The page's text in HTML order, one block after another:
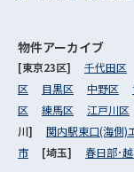
物件アーカイブ
[東京23区] 千代田区
区
目黒区 中野区
区
練馬区 江戸川区
川] 関内駅東口(海側)
市
[埼玉] 春日部･